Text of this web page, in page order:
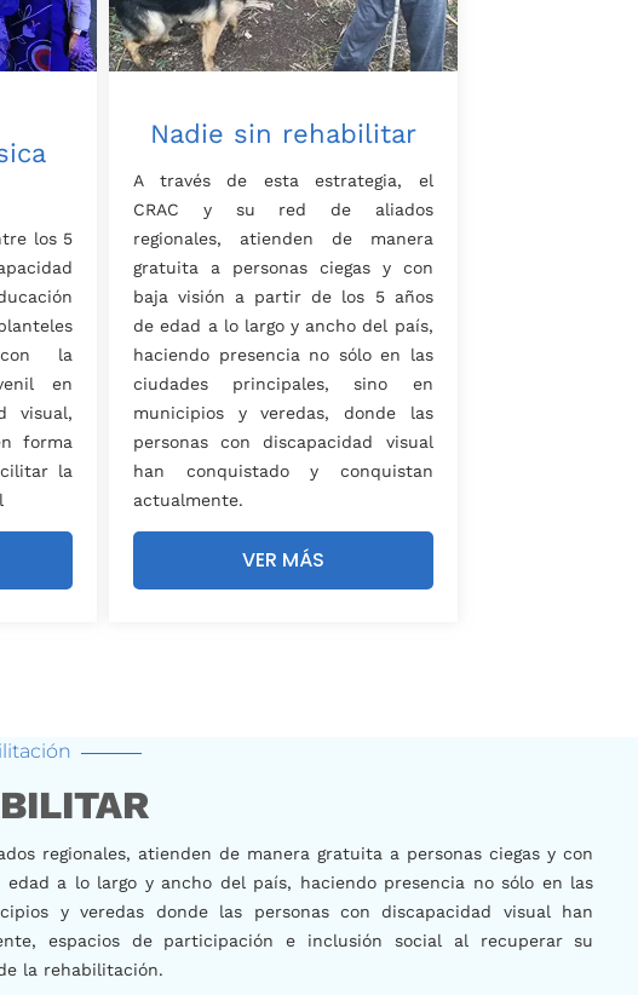
los 5
con la
en
visual,
forma
la
Nadie sin rehabilitar
A través de esta estrategia, el
CRAC y su red de aliados
regionales, atienden de manera
gratuita a personas ciegas y con
baja visión a partir de los 5 años
de edad a lo largo y ancho del país,
haciendo presencia no sólo en las
ciudades principales, sino en
municipios y veredas, donde las
personas con discapacidad visual
han conquistado y conquistan
actualmente.
VER MÁS
regionales, atienden de manera gratuita a personas ciegas y con
edad a lo largo y ancho del país, haciendo presencia no sólo en las
y veredas donde las personas con discapacidad visual han
espacios de participación e inclusión social al recuperar su
la rehabilitación.